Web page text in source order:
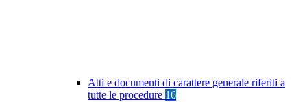
Atti e documenti di carattere generale riferiti a
tutte le procedure 16